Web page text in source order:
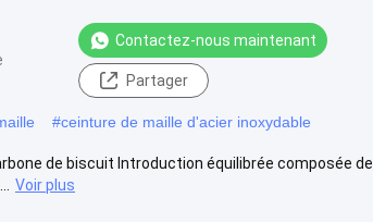
Contactez-nous maintenant
Partager
#ceinture de maille d'acier inoxydable
de biscuit Introduction équilibrée composée de
Voir plus